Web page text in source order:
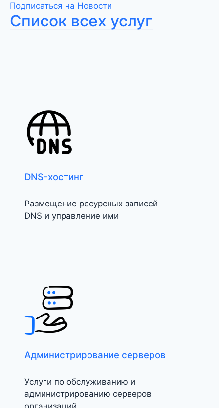
Подписаться на Новости
Список всех услуг
DNS-хостинг
Размещение ресурсных записей
DNS и управление ими
Администрирование серверов
Услуги по обслуживанию и
администрированию серверов
организаций